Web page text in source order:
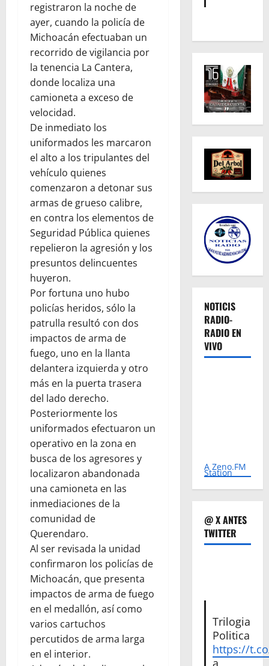
registraron la noche de
ayer, cuando la policía de
Michoacán efectuaban un
recorrido de vigilancia por
la tenencia La Cantera,
donde localiza una
camioneta a exceso de
velocidad.
De inmediato los
uniformados les marcaron
el alto a los tripulantes del
vehículo quienes
comenzaron a detonar sus
armas de grueso calibre,
en contra los elementos de
Seguridad Pública quienes
repelieron la agresión y los
presuntos delincuentes
huyeron.
Por fortuna uno hubo
policías heridos, sólo la
patrulla resultó con dos
impactos de arma de
fuego, uno en la llanta
delantera izquierda y otro
más en la puerta trasera
del lado derecho.
Posteriormente los
uniformados efectuaron un
operativo en la zona en
busca de los agresores y
localizaron abandonada
una camioneta en las
inmediaciones de la
comunidad de
Querendaro.
Al ser revisada la unidad
confirmaron los policías de
Michoacán, que presenta
impactos de arma de fuego
en el medallón, así como
varios cartuchos
percutidos de arma larga
en el interior.
NOTICIS
RADIO-
RADIO EN
VIVO
A Zeno.FM
Station
@ X ANTES
TWITTER
Trilogia
Politica
https://